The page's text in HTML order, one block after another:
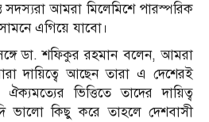
আমরা মিলেমিশে পারস্পরিক
এগিয়ে যাবো।
ডা. শফিকুর রহমান বলেন, আমরা
দায়িত্বে আছেন তারা এ দেশেরই
ভিত্তিতে তাদের দায়িত্ব
ভালো কিছু করে তাহলে দেশবাসী